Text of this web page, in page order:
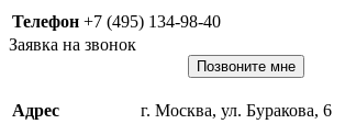
Телефон +7 (495) 134-98-40
Заявка на звонок
Позвоните мне
Адрес
г. Москва, ул. Буракова, 6